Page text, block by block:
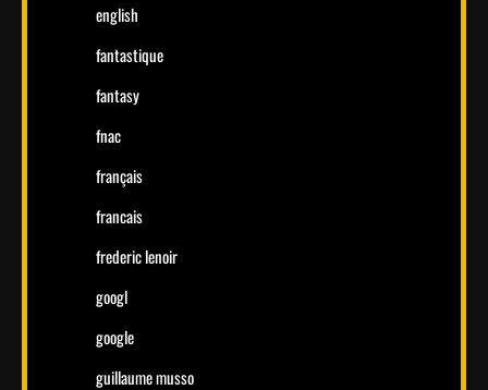
english
fantastique
fantasy
fnac
français
francais
frederic lenoir
googl
google
guillaume musso